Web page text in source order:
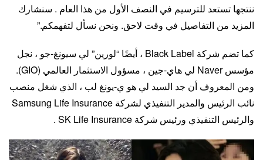
ننتجها تستعد للترسيم في النصف الأول من هذا العام . سنشارك
المزيد من التفاصيل في وقت لاحق. ونحن نسأل لتفهمكم.”
كما تضم شركة Black Label ، أيضًا “لورين” لي سيونغ-جو ، نجل
مؤسس Naver لي هاي-جين ، مسؤول الاستثمار العالمي (GIO).
ومن المعروف أن جد السيد لي هو ي-يونغ لب ، الذي شغل منصب
نائب الرئيس والمدير التنفيذي لشركة Samsung Life Insurance
والرئيس التنفيذي ورئيس شركة SK Life Insurance .